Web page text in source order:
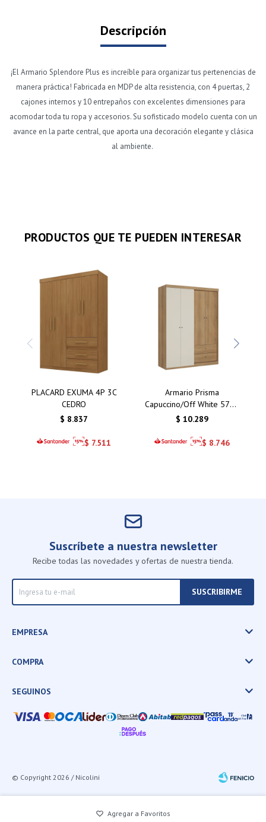
Descripción
¡El Armario Splendore Plus es increíble para organizar tus pertenencias de
manera práctica! Fabricada en MDP de alta resistencia, con 4 puertas, 2
cajones internos y 10 entrepaños con excelentes dimensiones para
acomodar toda tu ropa y accesorios. Su sofisticado modelo cuenta con un
avance en la parte central, que aporta una decoración elegante y clásica
al ambiente.
PRODUCTOS QUE TE PUEDEN INTERESAR
PLACARD EXUMA 4P 3C
CEDRO
$ 8.837
$ 7.511
Armario Prisma
Capuccino/Off White 5781
4 Puertas / 2 Cajones
$ 10.289
$ 8.746
Suscríbete a nuestra newsletter
Recibe todas las novedades y ofertas de nuestra tienda.
SUSCRIBIRME
EMPRESA
COMPRA
SEGUINOS
© Copyright 2026 / Nicolini